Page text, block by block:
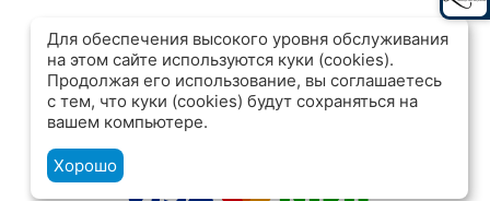
Для обеспечения высокого уровня обслуживания
на этом сайте используются куки (cookies).
Продолжая его использование, вы соглашаетесь
с тем, что куки (cookies) будут сохраняться на
вашем компьютере.
Хорошо